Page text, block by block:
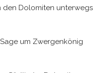
den Dolomiten unterwegs
um Zwergenkönig